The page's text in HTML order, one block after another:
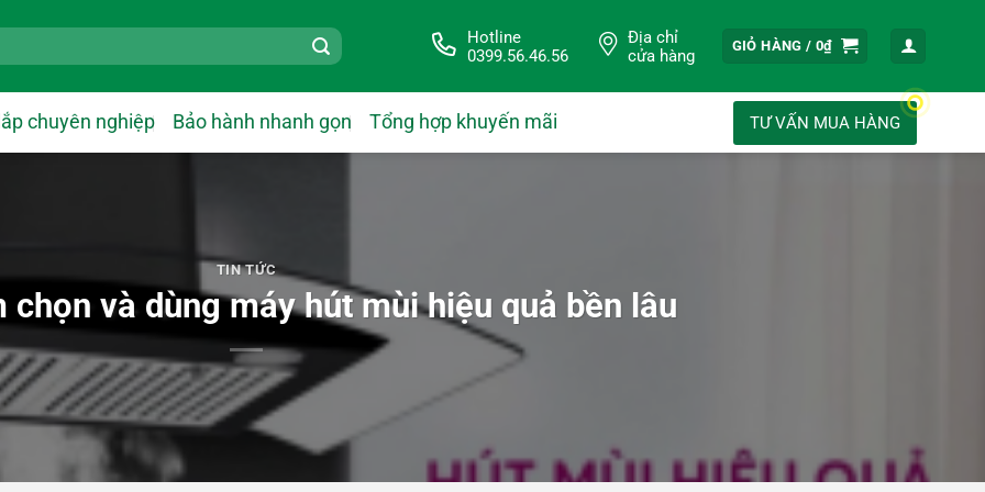
Hotline
0399.56.46.56
Địa chỉ
cửa hàng
GIỎ HÀNG / 0₫
chuyên nghiệp Bảo hành nhanh gọn Tổng hợp khuyến mãi TƯ VẤN MUA HÀNG
TIN TỨC
chọn và dùng máy hút mùi hiệu quả bền lâu